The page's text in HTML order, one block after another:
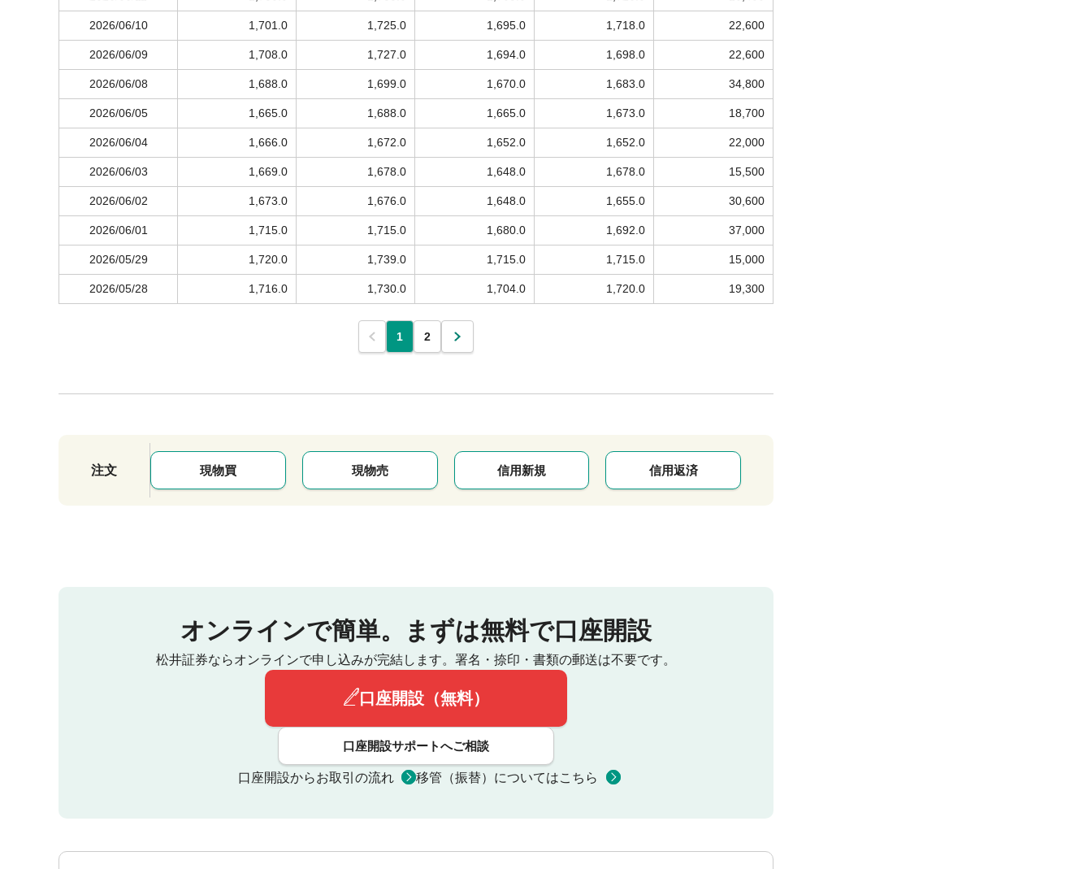
2026/06/10 1,701.0 1,725.0 1,695.0 1,718.0 22,600
2026/06/09 1,708.0 1,727.0 1,694.0 1,698.0 22,600
2026/06/08 1,688.0 1,699.0 1,670.0 1,683.0 34,800
2026/06/05 1,665.0 1,688.0 1,665.0 1,673.0 18,700
2026/06/04 1,666.0 1,672.0 1,652.0 1,652.0 22,000
2026/06/03 1,669.0 1,678.0 1,648.0 1,678.0 15,500
2026/06/02 1,673.0 1,676.0 1,648.0 1,655.0 30,600
2026/06/01 1,715.0 1,715.0 1,680.0 1,692.0 37,000
2026/05/29 1,720.0 1,739.0 1,715.0 1,715.0 15,000
2026/05/28 1,716.0 1,730.0 1,704.0 1,720.0 19,300
1 2
注文 現物買 現物売 信用新規 信用返済
オンラインで簡単。 まずは無料で口座開設
松井証券ならオンラインで申し込みが完結します。 署名・捺印・書類の郵送は不要です。
口座開設（無料）
口座開設サポートへご相談
口座開設からお取引の流れ 移管（振替）についてはこちら